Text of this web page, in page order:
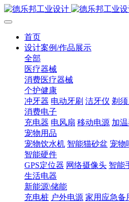
首页
设计案例/作品展示
全部
医疗器械
消费医疗器械
个护健康
冲牙器 电动牙刷 洁牙仪 剃须
消费电子
充电器 电风扇 移动电源 加
宠物用品
宠物饮水机 智能猫砂盆 宠物
智能硬件
GPS定位器 网络摄像头 智能
生活电器
新能源\储能
充电桩 户外电源 家用应急备